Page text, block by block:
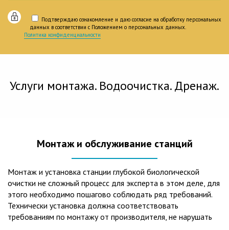
Подтверждаю ознакомление и даю согласие на обработку персональных
данных в соответствии с Положением о персональных данных.
Политика конфиденциальности
Услуги монтажа. Водоочистка. Дренаж.
Монтаж и обслуживание станций
Монтаж и установка станции глубокой биологической
очистки не сложный процесс для эксперта в этом деле, для
этого необходимо пошагово соблюдать ряд требований.
Технически установка должна соответствовать
требованиям по монтажу от производителя, не нарушать